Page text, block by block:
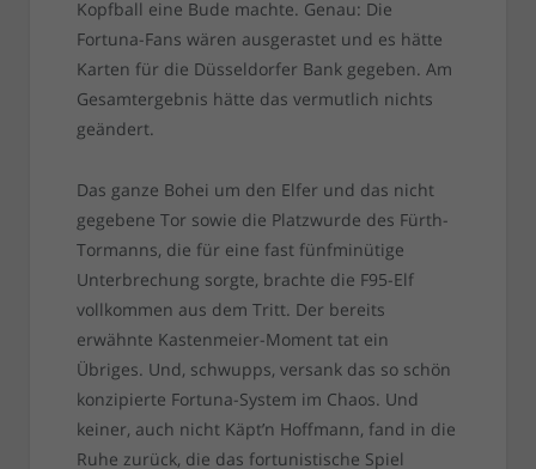
Kopfball eine Bude machte. Genau: Die
Fortuna-Fans wären ausgerastet und es hätte
Karten für die Düsseldorfer Bank gegeben. Am
Gesamtergebnis hätte das vermutlich nichts
geändert.
Das ganze Bohei um den Elfer und das nicht
gegebene Tor sowie die Platzwurde des Fürth-
Tormanns, die für eine fast fünfminütige
Unterbrechung sorgte, brachte die F95-Elf
vollkommen aus dem Tritt. Der bereits
erwähnte Kastenmeier-Moment tat ein
Übriges. Und, schwupps, versank das so schön
konzipierte Fortuna-System im Chaos. Und
keiner, auch nicht Käpt’n Hoffmann, fand in die
Ruhe zurück, die das fortunistische Spiel